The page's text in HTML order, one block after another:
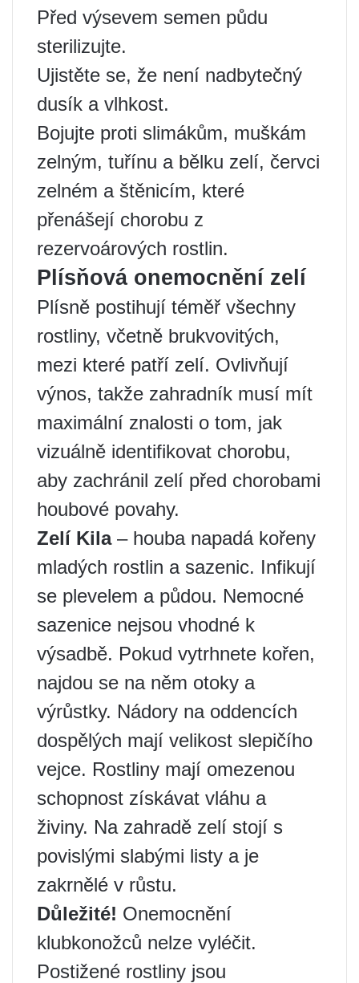
Před výsevem semen půdu
sterilizujte.
Ujistěte se, že není nadbytečný
dusík a vlhkost.
Bojujte proti slimákům, muškám
zelným, tuřínu a bělku zelí, červci
zelném a štěnicím, které
přenášejí chorobu z
rezervoárových rostlin.
Plísňová onemocnění zelí
Plísně postihují téměř všechny
rostliny, včetně brukvovitých,
mezi které patří zelí. Ovlivňují
výnos, takže zahradník musí mít
maximální znalosti o tom, jak
vizuálně identifikovat chorobu,
aby zachránil zelí před chorobami
houbové povahy.
Zelí Kila– houba napadá kořeny
mladých rostlin a sazenic. Infikují
se plevelem a půdou. Nemocné
sazenice nejsou vhodné k
výsadbě. Pokud vytrhnete kořen,
najdou se na něm otoky a
výrůstky. Nádory na oddencích
dospělých mají velikost slepičího
vejce. Rostliny mají omezenou
schopnost získávat vláhu a
živiny. Na zahradě zelí stojí s
povislými slabými listy a je
zakrnělé v růstu.
Důležité! Onemocnění
klubkonožců nelze vyléčit.
Postižené rostliny jsou